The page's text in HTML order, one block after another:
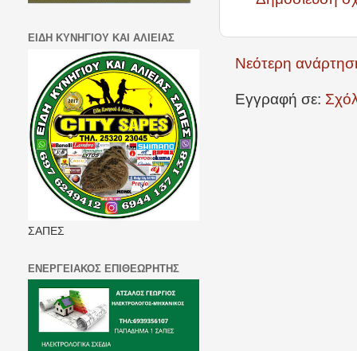
Νεότερη
Εγγραφή σε:
ΕΙΔΗ ΚΥΝΗΓΙΟΥ ΚΑΙ ΑΛΙΕΙΑΣ
ΣΑΠΕΣ
ΕΝΕΡΓΕΙΑΚΟΣ ΕΠΙΘΕΩΡΗΤΗΣ